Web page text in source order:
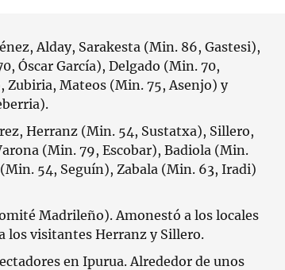
Alday, Sarakesta (Min. 86, Gastesi),
Óscar García), Delgado (Min. 70,
Zubiria, Mateos (Min. 75, Asenjo) y
Herranz (Min. 54, Sustatxa), Sillero,
(Min. 79, Escobar), Badiola (Min.
54, Seguín), Zabala (Min. 63, Iradi)
Madrileño). Amonestó a los locales
los visitantes Herranz y Sillero.
en Ipurua. Alrededor de unos